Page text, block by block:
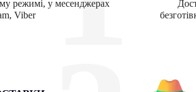
режимі, у месенджерах
Viber